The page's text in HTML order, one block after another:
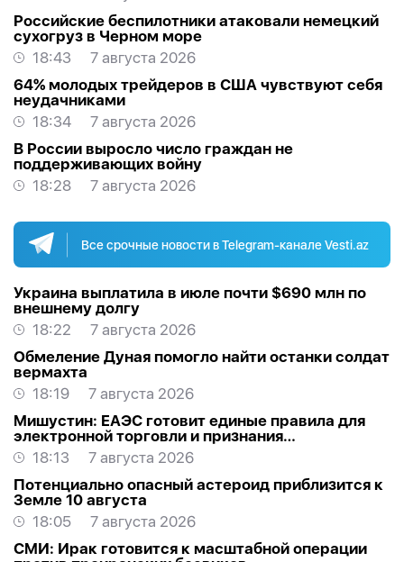
Российские беспилотники атаковали немецкий
сухогруз в Черном море
18:43
7 августа 2026
64% молодых трейдеров в США чувствуют себя
неудачниками
18:34
7 августа 2026
В России выросло число граждан не
поддерживающих войну
18:28
7 августа 2026
Все срочные новости в Telegram-канале Vesti.az
Украина выплатила в июле почти $690 млн по
внешнему долгу
18:22
7 августа 2026
Обмеление Дуная помогло найти останки солдат
вермахта
18:19
7 августа 2026
Мишустин: ЕАЭС готовит единые правила для
электронной торговли и признания
квалификаций
18:13
7 августа 2026
Потенциально опасный астероид приблизится к
Земле 10 августа
18:05
7 августа 2026
СМИ: Ирак готовится к масштабной операции